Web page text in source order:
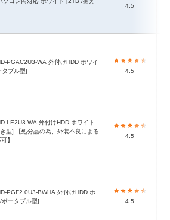
4.5
タブル型]
4.5
型] 【処分品の為、外装不良による
】
4.5
ータブル型]
4.5